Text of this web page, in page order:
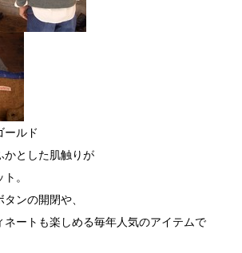
ールド
かとした肌触りが
。
ンの開閉や、
ネートも楽しめる毎年人気のアイテムで